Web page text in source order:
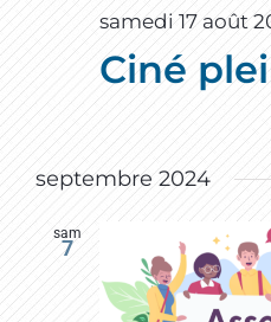
samedi 17 août
Ciné
septembre 2024
sam
7